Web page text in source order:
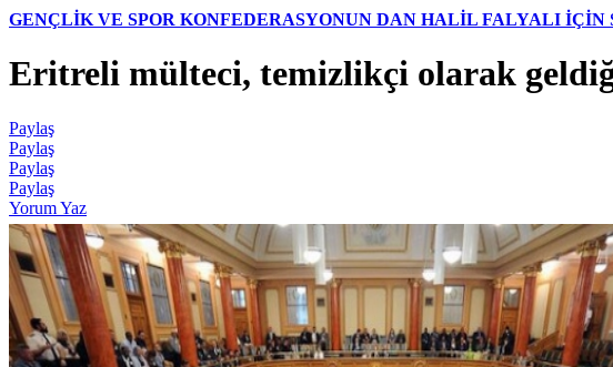
GENÇLİK VE SPOR KONFEDERASYONUN DAN HALİL FALYALI
Eritreli mülteci, temizlikçi olarak
Paylaş
Paylaş
Paylaş
Paylaş
Yorum Yaz